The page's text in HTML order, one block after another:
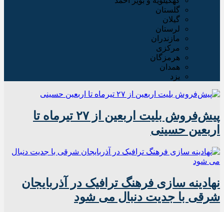
گلستان
گیلان
لرستان
مازندران
مرکزی
هرمزگان
همدان
یزد
پیش‌فروش بلیت اربعین از ۲۷ تیرماه تا
اربعین حسینی
نهادینه سازی فرهنگ ترافیک در آذربایجان
شرقی با جدیت دنبال می شود